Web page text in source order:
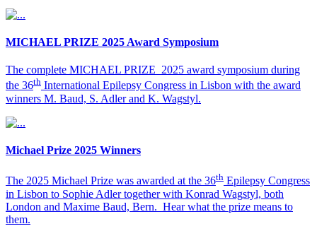
MICHAEL PRIZE 2025 Award Symposium
The complete MICHAEL PRIZE 2025 award symposium during
the 36th International Epilepsy Congress in Lisbon with the award
winners M. Baud, S. Adler and K. Wagstyl.
Michael Prize 2025 Winners
The 2025 Michael Prize was awarded at the 36th Epilepsy Congress
in Lisbon to Sophie Adler together with Konrad Wagstyl, both
London and Maxime Baud, Bern. Hear what the prize means to
them.